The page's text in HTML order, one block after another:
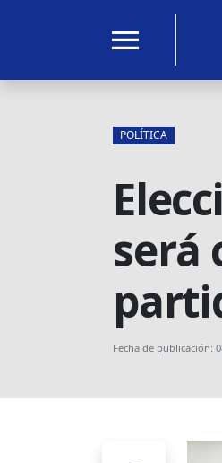
menu
POLÍTICA
será
Fecha de publicación: